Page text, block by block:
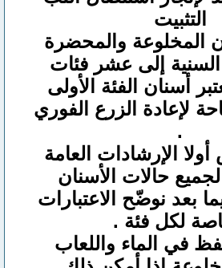
التثبيت
المخلوعة والمحضرة
السنية إلى عشر فئات
أسنان الفئة الأولى
لإعادة الزرع الفوري
الإرشادات العامة
حالات الأسنان
بعد نوضّح الاعتبارات
لكل فئة .
في الماء واللعاب